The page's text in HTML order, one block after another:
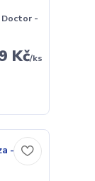
Doctor -
Kč/ks